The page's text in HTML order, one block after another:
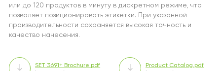
или до 120 продуктов в минуту в дискретном режиме, что
позволяет позиционировать этикетки. При указанной
производительности сохраняется высокая точность и
качество нанесения.
SET 3691+ Brochure.pdf Product Catalog.pdf